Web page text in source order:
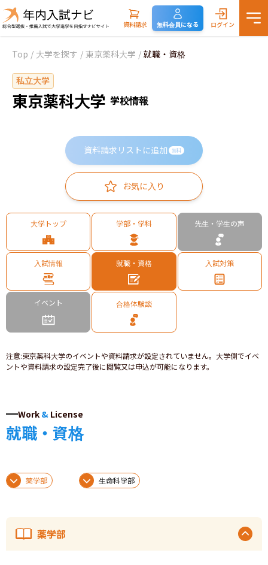
資料請求 無料会員になる ログイン
Top / 大学を探す / 東京薬科大学 / 就職・資格
私立大学
東京薬科大学 学校情報
資料請求リストに追加 無料
お気に入り
大学トップ 学部・学科 先生・学生の声
入試情報 就職・資格 入試対策
イベント 合格体験談
注意:東京薬科大学のイベントや資料請求が設定されていません。大学側でイベ
ントや資料請求の設定完了後に閲覧又は申込が可能になります。
Work & License
就職・資格
薬学部 生命科学部
薬学部